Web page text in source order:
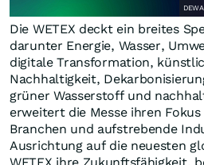
Die WETEX deckt ein breites
darunter Energie, Wasser,
digitale Transformation,
Nachhaltigkeit,
grüner Wasserstoff und
erweitert die Messe ihren
Branchen und aufstrebende
Ausrichtung auf die neuesten